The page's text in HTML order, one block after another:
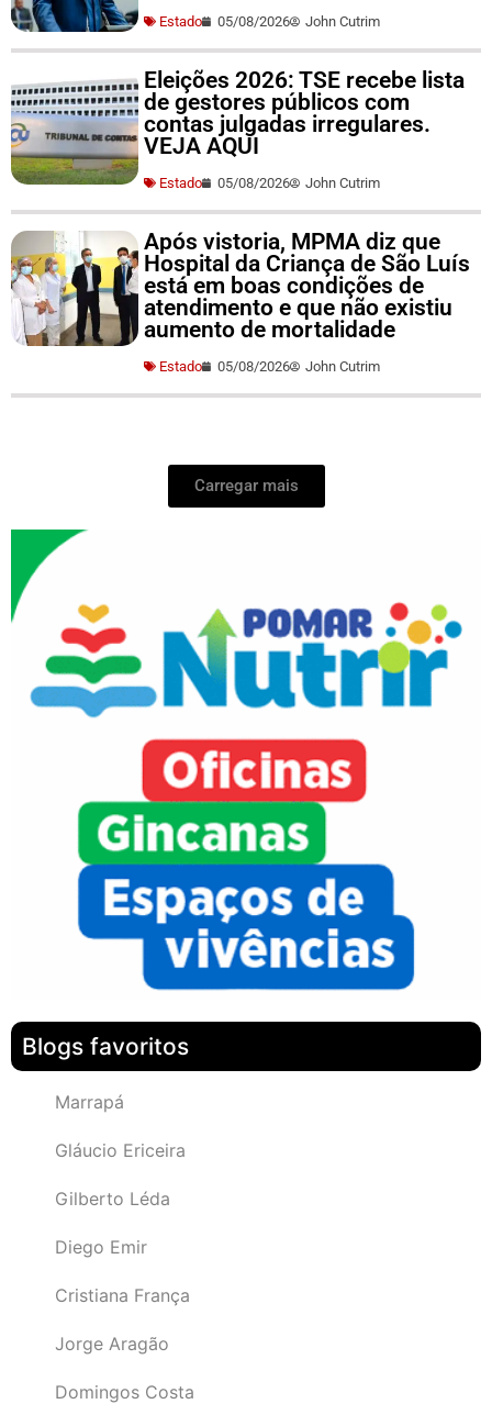
Estado 05/08/2026 John Cutrim
Eleições 2026: TSE recebe lista
de gestores públicos com
contas julgadas irregulares.
VEJA AQUI
Estado 05/08/2026 John Cutrim
Após vistoria, MPMA diz que
Hospital da Criança de São Luís
está em boas condições de
atendimento e que não existiu
aumento de mortalidade
Estado 05/08/2026 John Cutrim
Carregar mais
Blogs favoritos
Marrapá
Gláucio Ericeira
Gilberto Léda
Diego Emir
Cristiana França
Jorge Aragão
Domingos Costa